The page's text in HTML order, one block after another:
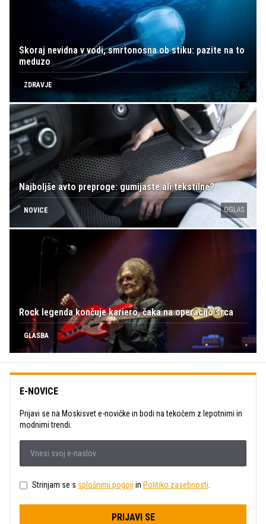
Skoraj nevidna v vodi, smrtonosna ob stiku: pazite na to
meduzo
ZDRAVJE
Najboljše avto preproge: gumijaste ali tekstilne?
NOVICE OGLAS
Rock legenda končuje kariero, čaka na operacijo srca
GLASBA
E-NOVICE
Prijavi se na Moskisvet e-novičke in bodi na tekočem z lepotnimi in
modnimi trendi.
Strinjam se s splošnimi pogoji in Politiko zasebnosti.
PRIJAVI SE